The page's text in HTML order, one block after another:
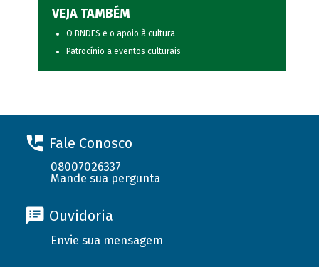
VEJA TAMBÉM
O BNDES e o apoio à cultura
Patrocínio a eventos culturais
Fale Conosco
08007026337
Mande sua pergunta
Ouvidoria
Envie sua mensagem